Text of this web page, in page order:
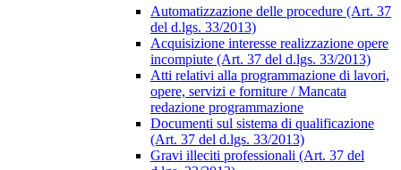
Automatizzazione delle procedure (Art. 37
del d.lgs. 33/2013)
Acquisizione interesse realizzazione opere
incompiute (Art. 37 del d.lgs. 33/2013)
Atti relativi alla programmazione di lavori,
opere, servizi e forniture / Mancata
redazione programmazione
Documenti sul sistema di qualificazione
(Art. 37 del d.lgs. 33/2013)
Gravi illeciti professionali (Art. 37 del